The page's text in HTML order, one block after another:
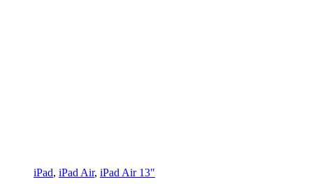
iPad, iPad Air, iPad Air 13"